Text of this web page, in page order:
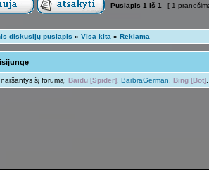
Puslapis 1 iš 1 [ 1
diskusijų puslapis » Visa kita » Reklama
šį forumą: Baidu [Spider] BarbraGerman Bing [Bot]